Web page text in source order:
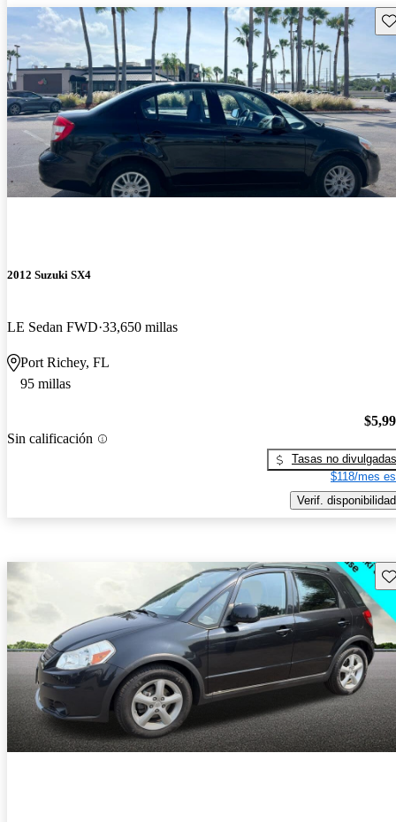
2012 Suzuki SX4
LE Sedan FWD 33,650 millas
Port Richey, FL
95 millas
Sin calificación
Tasas no divulgadas
$118/mes
Verif. disponibilidad